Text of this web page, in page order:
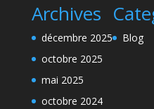
Archives
décembre 2025
octobre 2025
mai 2025
octobre 2024
Blog